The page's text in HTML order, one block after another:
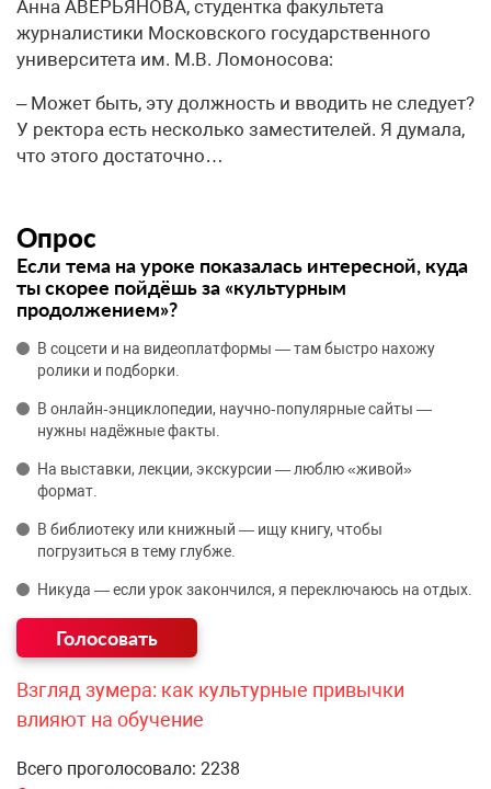
Анна АВЕРЬЯНОВА, студентка факультета
журналистики Московского государственного
университета им. М.В. Ломоносова:
– Может быть, эту должность и вводить не следует?
У ректора есть несколько заместителей. Я думала,
что этого достаточно…
Опрос
Если тема на уроке показалась интересной, куда
ты скорее пойдёшь за «культурным
продолжением»?
В соцсети и на видеоплатформы — там быстро нахожу
ролики и подборки.
В онлайн‑энциклопедии, научно‑популярные сайты —
нужны надёжные факты.
На выставки, лекции, экскурсии — люблю «живой»
формат.
В библиотеку или книжный — ищу книгу, чтобы
погрузиться в тему глубже.
Никуда — если урок закончился, я переключаюсь на отдых.
Взгляд зумера: как культурные привычки
влияют на обучение
Всего проголосовало: 2238